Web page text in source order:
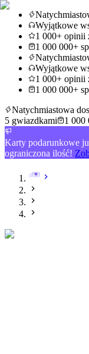
Wyjątkowe
1 000+ opinii
1 000 000+
Wyjątkowe
1 000+ opinii
1 000 000+
Natychmiastowa
5 gwiazdkami
1 000
Karty podarunkowe
ograniczona ilość!